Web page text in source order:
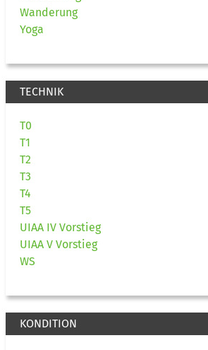
Wanderung
Yoga
TECHNIK
T0
T1
T2
T3
T4
T5
UIAA IV Vorstieg
UIAA V Vorstieg
WS
KONDITION